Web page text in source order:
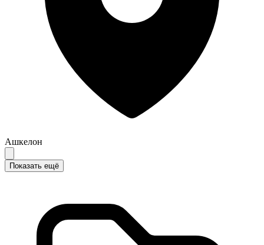
Ашкелон
Показать ещё